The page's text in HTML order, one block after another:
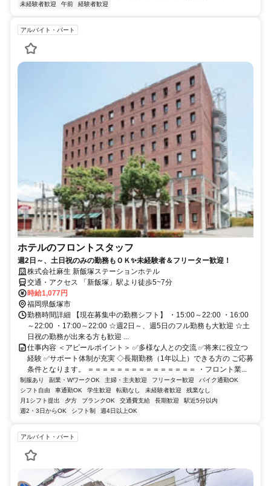
未経験者歓迎
午前 経験者歓迎
アルバイト・パート
ホテルのフロントスタッフ
週2日～、土日祝のみの勤務もＯＫ✨未経験者＆フリーター歓迎！
株式会社麻生 新飯塚ステーションホテル
交通・アクセス 「新飯塚」駅より徒歩5~7分
時給1,077円
福岡県飯塚市
勤務時間詳細 【現在募集中の勤務シフト】 ・15:00～22:00 ・16:00
～22:00 ・17:00～22:00 ☆週2日～、週5日のフル勤務も大歓迎 ☆土
日祝の勤務が出来る方も歓迎 ...
仕事内容 ＜アピールポイント＞ ✅多様な人との交流 ✅将来に役立つ
経験 ✅サポート体制が充実 ◇長期勤務（1年以上）できる方の ご応募
条件となります。 ＝＝＝＝＝＝＝＝＝＝＝＝＝＝＝ ・フロント業...
制服あり 副業・WワークOK 主婦・主夫歓迎 フリーター歓迎
バイク通勤OK
シフト自由
車通勤OK 学生歓迎 転勤なし 未経験者歓迎
残業なし
月1シフト提出
夕方 ブランクOK 交通費支給 長期歓迎
駅近5分以内
週2・3日からOK
シフト制 週4日以上OK
アルバイト・パート